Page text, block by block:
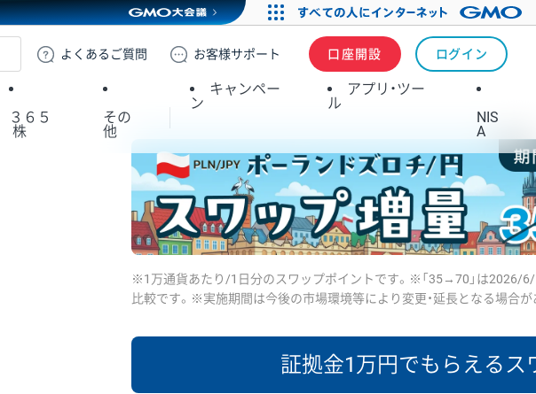
GMOクリック証券
よくある ご質問 お客様サポート 口座開設 ログイン
３６５
株
その
他
キャンペー
ン
アプリ・ツー
ル
NIS
A
※1万通貨あたり/1日分のスワップポイントです。※「35→70」は2026/6/
比較です。※実施期間は今後の市場環境等により変更・延長となる場合が
証拠金1万円でもらえるス